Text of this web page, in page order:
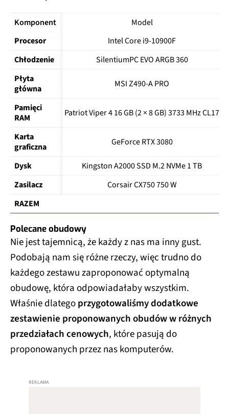
Komponent
Model
Procesor
Intel Core i9-10900F
Chłodzenie
SilentiumPC EVO ARGB 360
Płyta
główna
MSI Z490-A PRO
Pamięci
RAM
Patriot Viper 4 16 GB (2 × 8 GB) 3733 MHz CL17
Karta
graficzna
GeForce RTX 3080
Dysk
Kingston A2000 SSD M.2 NVMe 1 TB
Zasilacz
Corsair CX750 750 W
RAZEM
Polecane obudowy
Nie jest tajemnicą, że każdy z nas ma inny gust.
Podobają nam się różne rzeczy, więc trudno do
każdego zestawu zaproponować optymalną
obudowę, która odpowiadałaby wszystkim.
Właśnie dlategoprzygotowaliśmy dodatkowe
zestawienie proponowanych obudów w różnych
przedziałach cenowych, które pasują do
proponowanych przez nas komputerów.